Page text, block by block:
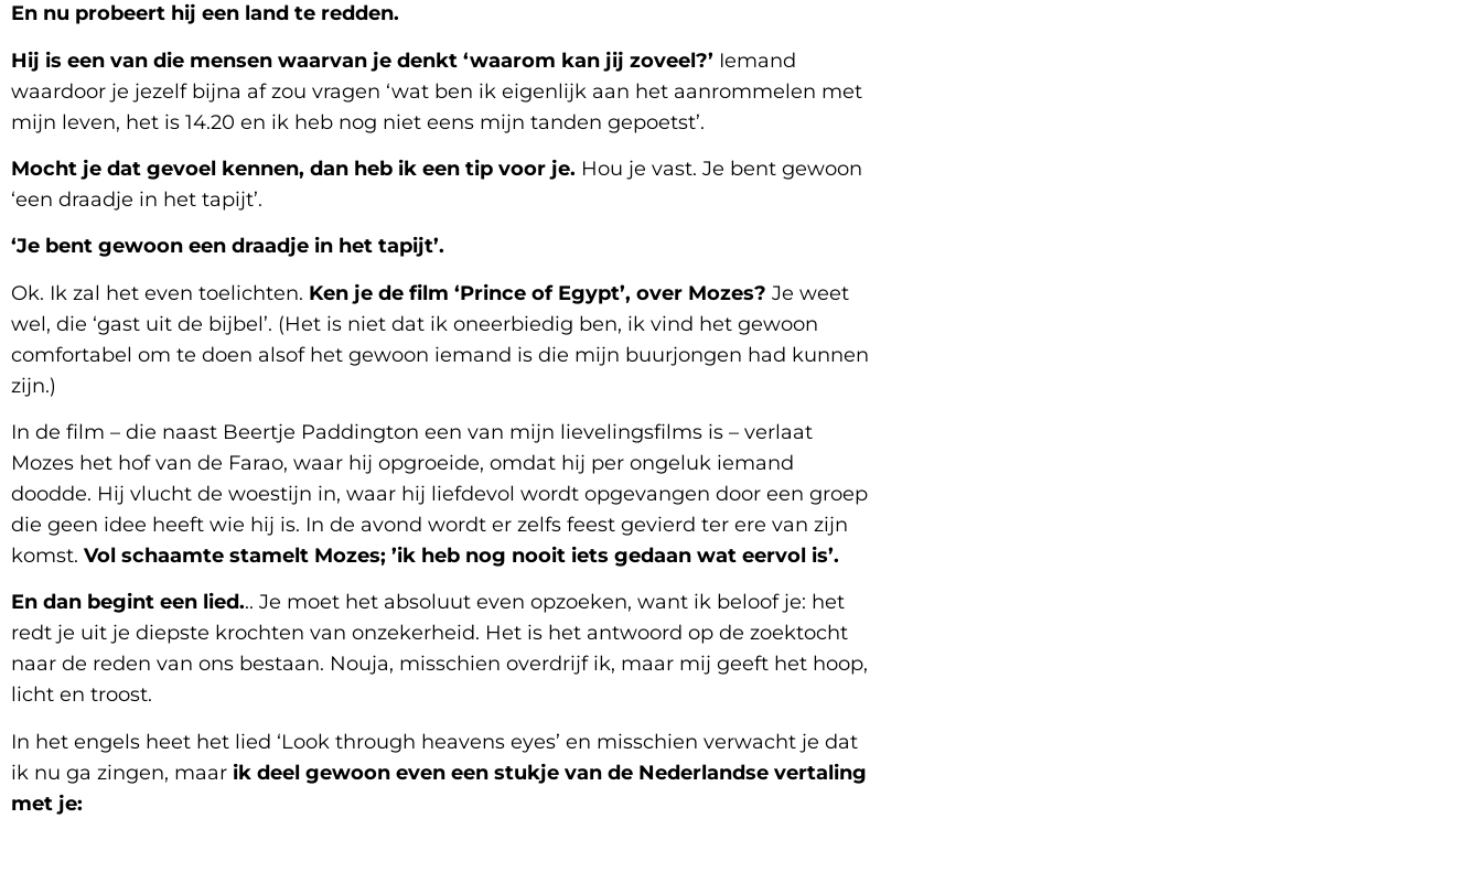
En nu probeert hij een land te redden.
Hij is een van die mensen waarvan je denkt ‘waarom kan jij zoveel?’ Iemand
waardoor je jezelf bijna af zou vragen ‘wat ben ik eigenlijk aan het aanrommelen met
mijn leven, het is 14.20 en ik heb nog niet eens mijn tanden gepoetst’.
Mocht je dat gevoel kennen, dan heb ik een tip voor je. Hou je vast. Je bent gewoon
‘een draadje in het tapijt’.
‘Je bent gewoon een draadje in het tapijt’.
Ok. Ik zal het even toelichten. Ken je de film ‘Prince of Egypt’, over Mozes? Je weet
wel, die ‘gast uit de bijbel’. (Het is niet dat ik oneerbiedig ben, ik vind het gewoon
comfortabel om te doen alsof het gewoon iemand is die mijn buurjongen had kunnen
zijn.)
In de film – die naast Beertje Paddington een van mijn lievelingsfilms is – verlaat
Mozes het hof van de Farao, waar hij opgroeide, omdat hij per ongeluk iemand
doodde. Hij vlucht de woestijn in, waar hij liefdevol wordt opgevangen door een groep
die geen idee heeft wie hij is. In de avond wordt er zelfs feest gevierd ter ere van zijn
komst. Vol schaamte stamelt Mozes; ’ik heb nog nooit iets gedaan wat eervol is’.
En dan begint een lied... Je moet het absoluut even opzoeken, want ik beloof je: het
redt je uit je diepste krochten van onzekerheid. Het is het antwoord op de zoektocht
naar de reden van ons bestaan. Nouja, misschien overdrijf ik, maar mij geeft het hoop,
licht en troost.
In het engels heet het lied ‘Look through heavens eyes’ en misschien verwacht je dat
ik nu ga zingen, maar ik deel gewoon even een stukje van de Nederlandse vertaling
met je: